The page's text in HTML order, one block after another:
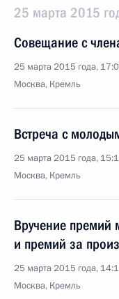
25 марта 2015
Совещание с
25 марта 2015 года,
Москва, Кремль
Встреча с
25 марта 2015 года,
Москва, Кремль
Вручение премий
и премий за
25 марта 2015 года,
Москва, Кремль